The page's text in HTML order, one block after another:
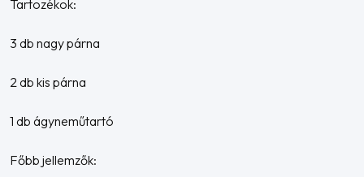
Tartozékok:
3 db nagy párna
2 db kis párna
1 db ágyneműtartó
Főbb jellemzők: